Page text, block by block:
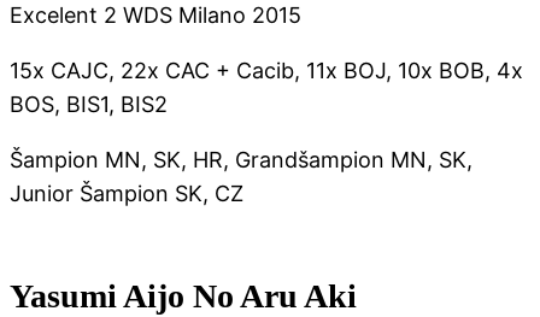
Excelent 2 WDS Milano 2015
15x CAJC, 22x CAC + Cacib, 11x BOJ, 10x BOB, 4x
BOS, BIS1, BIS2
Šampion MN, SK, HR, Grandšampion MN, SK,
Junior Šampion SK, CZ
Yasumi Aijo No Aru Aki